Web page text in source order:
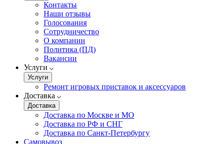
Контакты
Наши отзывы
Голосования
Сотрудничество
О компании
Политика (ПД)
Вакансии
Услуги
Услуги
Ремонт игровых приставок и аксессуаров
Доставка
Доставка
Доставка по Москве и МО
Доставка по РФ и СНГ
Доставка по Санкт-Петербургу
Самовывоз